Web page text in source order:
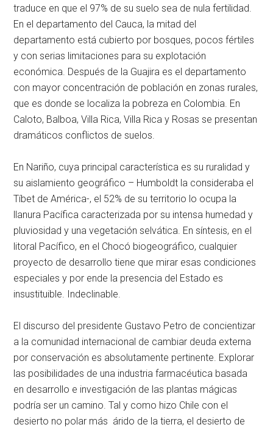
traduce en que el 97% de su suelo sea de nula fertilidad.
En el departamento del Cauca, la mitad del
departamento está cubierto por bosques, pocos fértiles
y con serias limitaciones para su explotación
económica. Después de la Guajira es el departamento
con mayor concentración de población en zonas rurales,
que es donde se localiza la pobreza en Colombia. En
Caloto, Balboa, Villa Rica, Villa Rica y Rosas se presentan
dramáticos conflictos de suelos.
En Nariño, cuya principal característica es su ruralidad y
su aislamiento geográfico – Humboldt la consideraba el
Tíbet de América-, el 52% de su territorio lo ocupa la
llanura Pacífica caracterizada por su intensa humedad y
pluviosidad y una vegetación selvática. En síntesis, en el
litoral Pacífico, en el Chocó biogeográfico, cualquier
proyecto de desarrollo tiene que mirar esas condiciones
especiales y por ende la presencia del Estado es
insustituible. Indeclinable.
El discurso del presidente Gustavo Petro de concientizar
a la comunidad internacional de cambiar deuda externa
por conservación es absolutamente pertinente. Explorar
las posibilidades de una industria farmacéutica basada
en desarrollo e investigación de las plantas mágicas
podría ser un camino. Tal y como hizo Chile con el
desierto no polar más árido de la tierra, el desierto de